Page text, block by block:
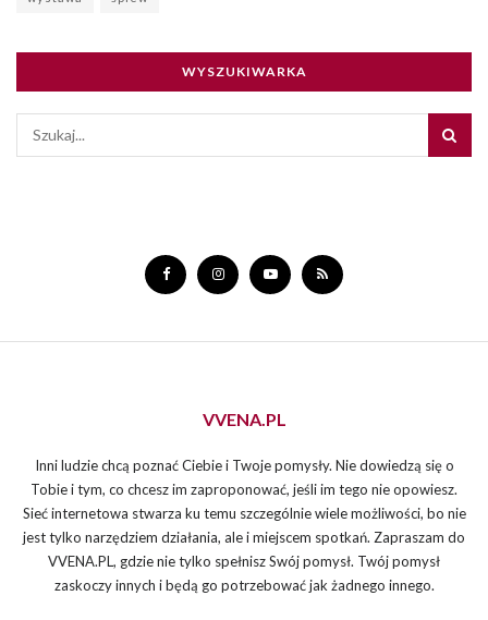
WYSZUKIWARKA
VVENA.PL
Inni ludzie chcą poznać Ciebie i Twoje pomysły. Nie dowiedzą się o
Tobie i tym, co chcesz im zaproponować, jeśli im tego nie opowiesz.
Sieć internetowa stwarza ku temu szczególnie wiele możliwości, bo nie
jest tylko narzędziem działania, ale i miejscem spotkań. Zapraszam do
VVENA.PL, gdzie nie tylko spełnisz Swój pomysł. Twój pomysł
zaskoczy innych i będą go potrzebować jak żadnego innego.